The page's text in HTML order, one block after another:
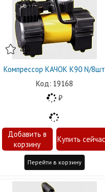
Компрессор КАЧОК К90 N/8шт
19168
Перейти в корзину